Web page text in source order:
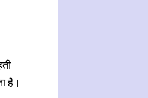
है।